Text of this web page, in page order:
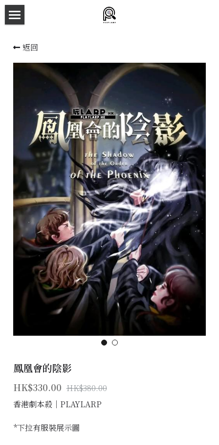
新本預告
劇本相冊
拼團快團群組
劇本殺介紹
新手須知
預約方法
主題房間
會員優惠
學生優惠
主持/劇本招募
Instagram
搜索
返回
鳳凰會的陰影
HK$330.00 HK$380.00
香港劇本殺│PLAYLARP
*下拉有服裝展示圖
商品分類
所有商品分類